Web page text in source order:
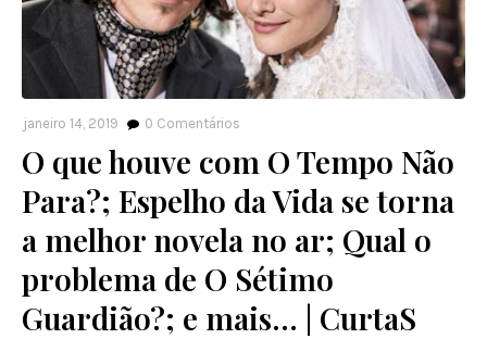
janeiro 14, 2019 0 Comentários
O que houve com O Tempo Não
Para?; Espelho da Vida se torna
a melhor novela no ar; Qual o
problema de O Sétimo
Guardião?; e mais... | CurtaS